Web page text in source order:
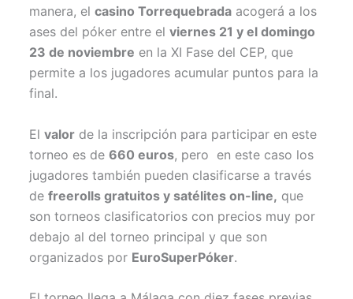
manera, elcasino Torrequebrada acogerá a los
ases del póker entre elviernes 21 y el domingo
23 de noviembre en la XI Fase del CEP, que
permite a los jugadores acumular puntos para la
final.
Elvalor de la inscripción para participar en este
torneo es de660 euros, pero en este caso los
jugadores también pueden clasificarse a través
defreerolls gratuitos y satélites on-line, que
son torneos clasificatorios con precios muy por
debajo al del torneo principal y que son
organizados por EuroSuperPóker.